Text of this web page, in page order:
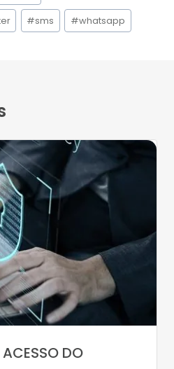
#sms #whatsapp
DO